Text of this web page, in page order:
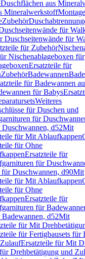
Duschflächen aus
Mineralwerkstoff
Zubehör
für
Duschseitenwände für
für Zubehör
Nischenablageboxen für
Ersatzteile für
ZubehörBadewannen
für Badewannen
für Babys
Weiteres
für Duschen und
für
d52Mit
für Mit Ablaufkappen
für Ohne
Ersatzteile für
für
Duschwannen, d90Mit
für Mit Ablaufkappen
für Ohne
Ersatzteile für
für
d52Mit
für Mit
für Fertigbausets für
Ersatzteile für Mit
Drehbetätigung und